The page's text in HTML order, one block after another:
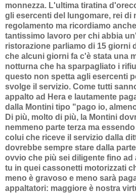
monnezza. L'ultima tiratina
gli esercenti del lungomare, rei di
regolamento ma ricordiamo
tantissimo lavoro per chi abbia
ristorazione parliamo di 15 giorni
che alcuni giorni fa c'è stata una
notturna che ha sparpagliato i
questo non spetta agli esercenti
svolge il servizio. Come tutti
appalto ad Hera e lautamente
dalla Montini tipo "pago io,
Di più, molto di più, la Montini
nemmeno parte terza ma
colui che riceve il servizio dalla
dovrebbe sempre stare dalla
ovvio che più sei diligente fino ad
tu in quei cassonetti motorizzati
meno è gravoso e meno sarà
appaltatori: maggiore è nostra